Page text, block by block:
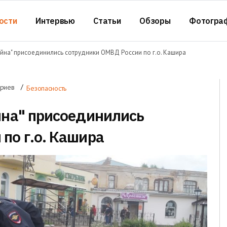
Интервью Статьи Обзоры
присоединились сотрудники ОМВД России по г.о. Кашира
Безопасность
присоединились
г.о. Кашира